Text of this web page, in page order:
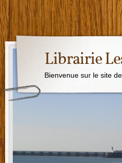
Librairie
Bienvenue sur le site